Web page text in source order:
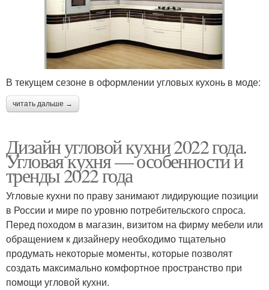
В текущем сезоне в оформлении угловых кухонь в моде:
читать дальше →
Дизайн угловой кухни 2022 года.
Угловая кухня — особенности и
тренды 2022 года
Угловые кухни по праву занимают лидирующие позиции
в России и мире по уровню потребительского спроса.
Перед походом в магазин, визитом на фирму мебели или
обращением к дизайнеру необходимо тщательно
продумать некоторые моменты, которые позволят
создать максимально комфортное пространство при
помощи угловой кухни.